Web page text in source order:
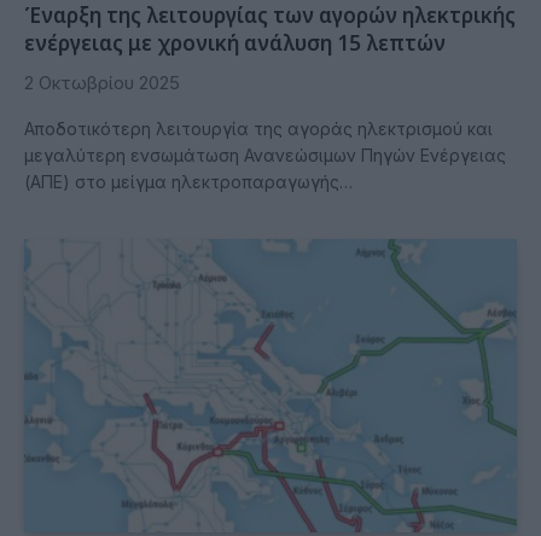
Έναρξη της λειτουργίας των αγορών ηλεκτρικής
ενέργειας με χρονική ανάλυση 15 λεπτών
2 Οκτωβρίου 2025
Αποδοτικότερη λειτουργία της αγοράς ηλεκτρισμού και
μεγαλύτερη ενσωμάτωση Ανανεώσιμων Πηγών Ενέργειας
(ΑΠΕ) στο μείγμα ηλεκτροπαραγωγής…